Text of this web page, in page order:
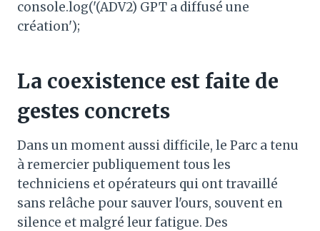
console.log('(ADV2) GPT a diffusé une
création');
La coexistence est faite de
gestes concrets
Dans un moment aussi difficile, le Parc a tenu
à remercier publiquement tous les
techniciens et opérateurs qui ont travaillé
sans relâche pour sauver l'ours, souvent en
silence et malgré leur fatigue. Des